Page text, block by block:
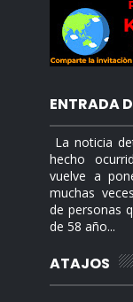
ENTRADA
La noticia
hecho
vuelve a
muchas
de personas
de 58 año...
ATAJOS